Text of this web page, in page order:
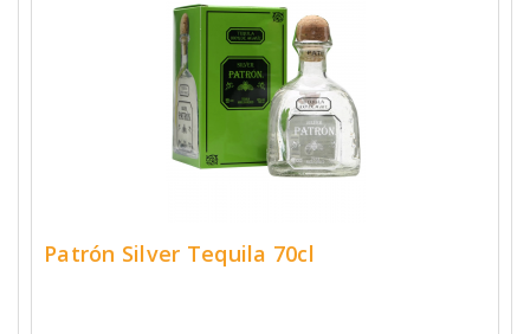
Patrón Silver Tequila 70cl